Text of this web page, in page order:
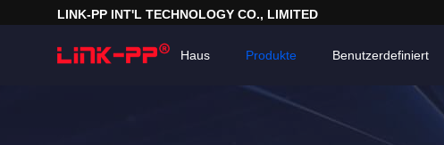
LINK-PP INT'L TECHNOLOGY CO., LIMITED
Haus Produkte Benutzerdefiniert